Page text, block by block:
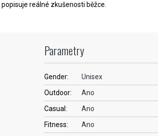
popisuje reálné zkušenosti běžce.
Parametry
Gender:
Unisex
Outdoor:
Ano
Casual:
Ano
Fitness:
Ano